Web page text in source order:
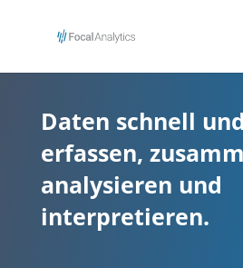
Daten schnell
erfassen,
analysieren und
interpretieren.